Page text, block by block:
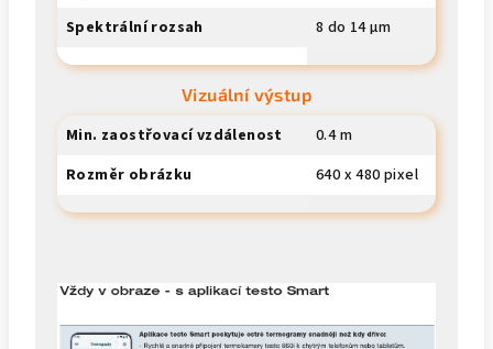
Spektrální rozsah
8 do 14 µm
Vizuální výstup
Min. zaostřovací vzdálenost
0.4 m
Rozměr obrázku
640 x 480 pixel